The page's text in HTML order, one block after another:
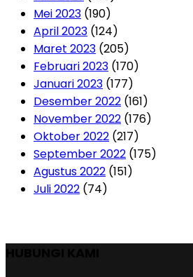
Mei 2023 (190)
April 2023 (124)
Maret 2023 (205)
Februari 2023 (170)
Januari 2023 (177)
Desember 2022 (161)
November 2022 (176)
Oktober 2022 (217)
September 2022 (175)
Agustus 2022 (151)
Juli 2022 (74)